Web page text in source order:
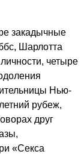
закадычные
Шарлотта
четыре
Нью-
рубеж,
друг
«Секса